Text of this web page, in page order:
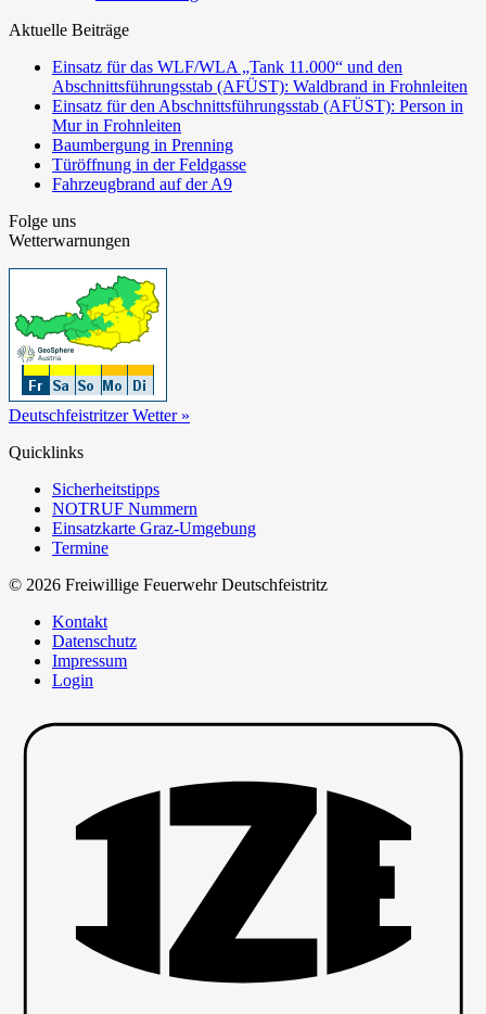
Aktuelle Beiträge
Einsatz für das WLF/WLA „Tank 11.000“ und den
Abschnittsführungsstab (AFÜST): Waldbrand in Frohnleiten
Einsatz für den Abschnittsführungsstab (AFÜST): Person in
Mur in Frohnleiten
Baumbergung in Prenning
Türöffnung in der Feldgasse
Fahrzeugbrand auf der A9
Folge uns
Wetterwarnungen
Deutschfeistritzer Wetter »
Quicklinks
Sicherheitstipps
NOTRUF Nummern
Einsatzkarte Graz-Umgebung
Termine
© 2026 Freiwillige Feuerwehr Deutschfeistritz
Kontakt
Datenschutz
Impressum
Login